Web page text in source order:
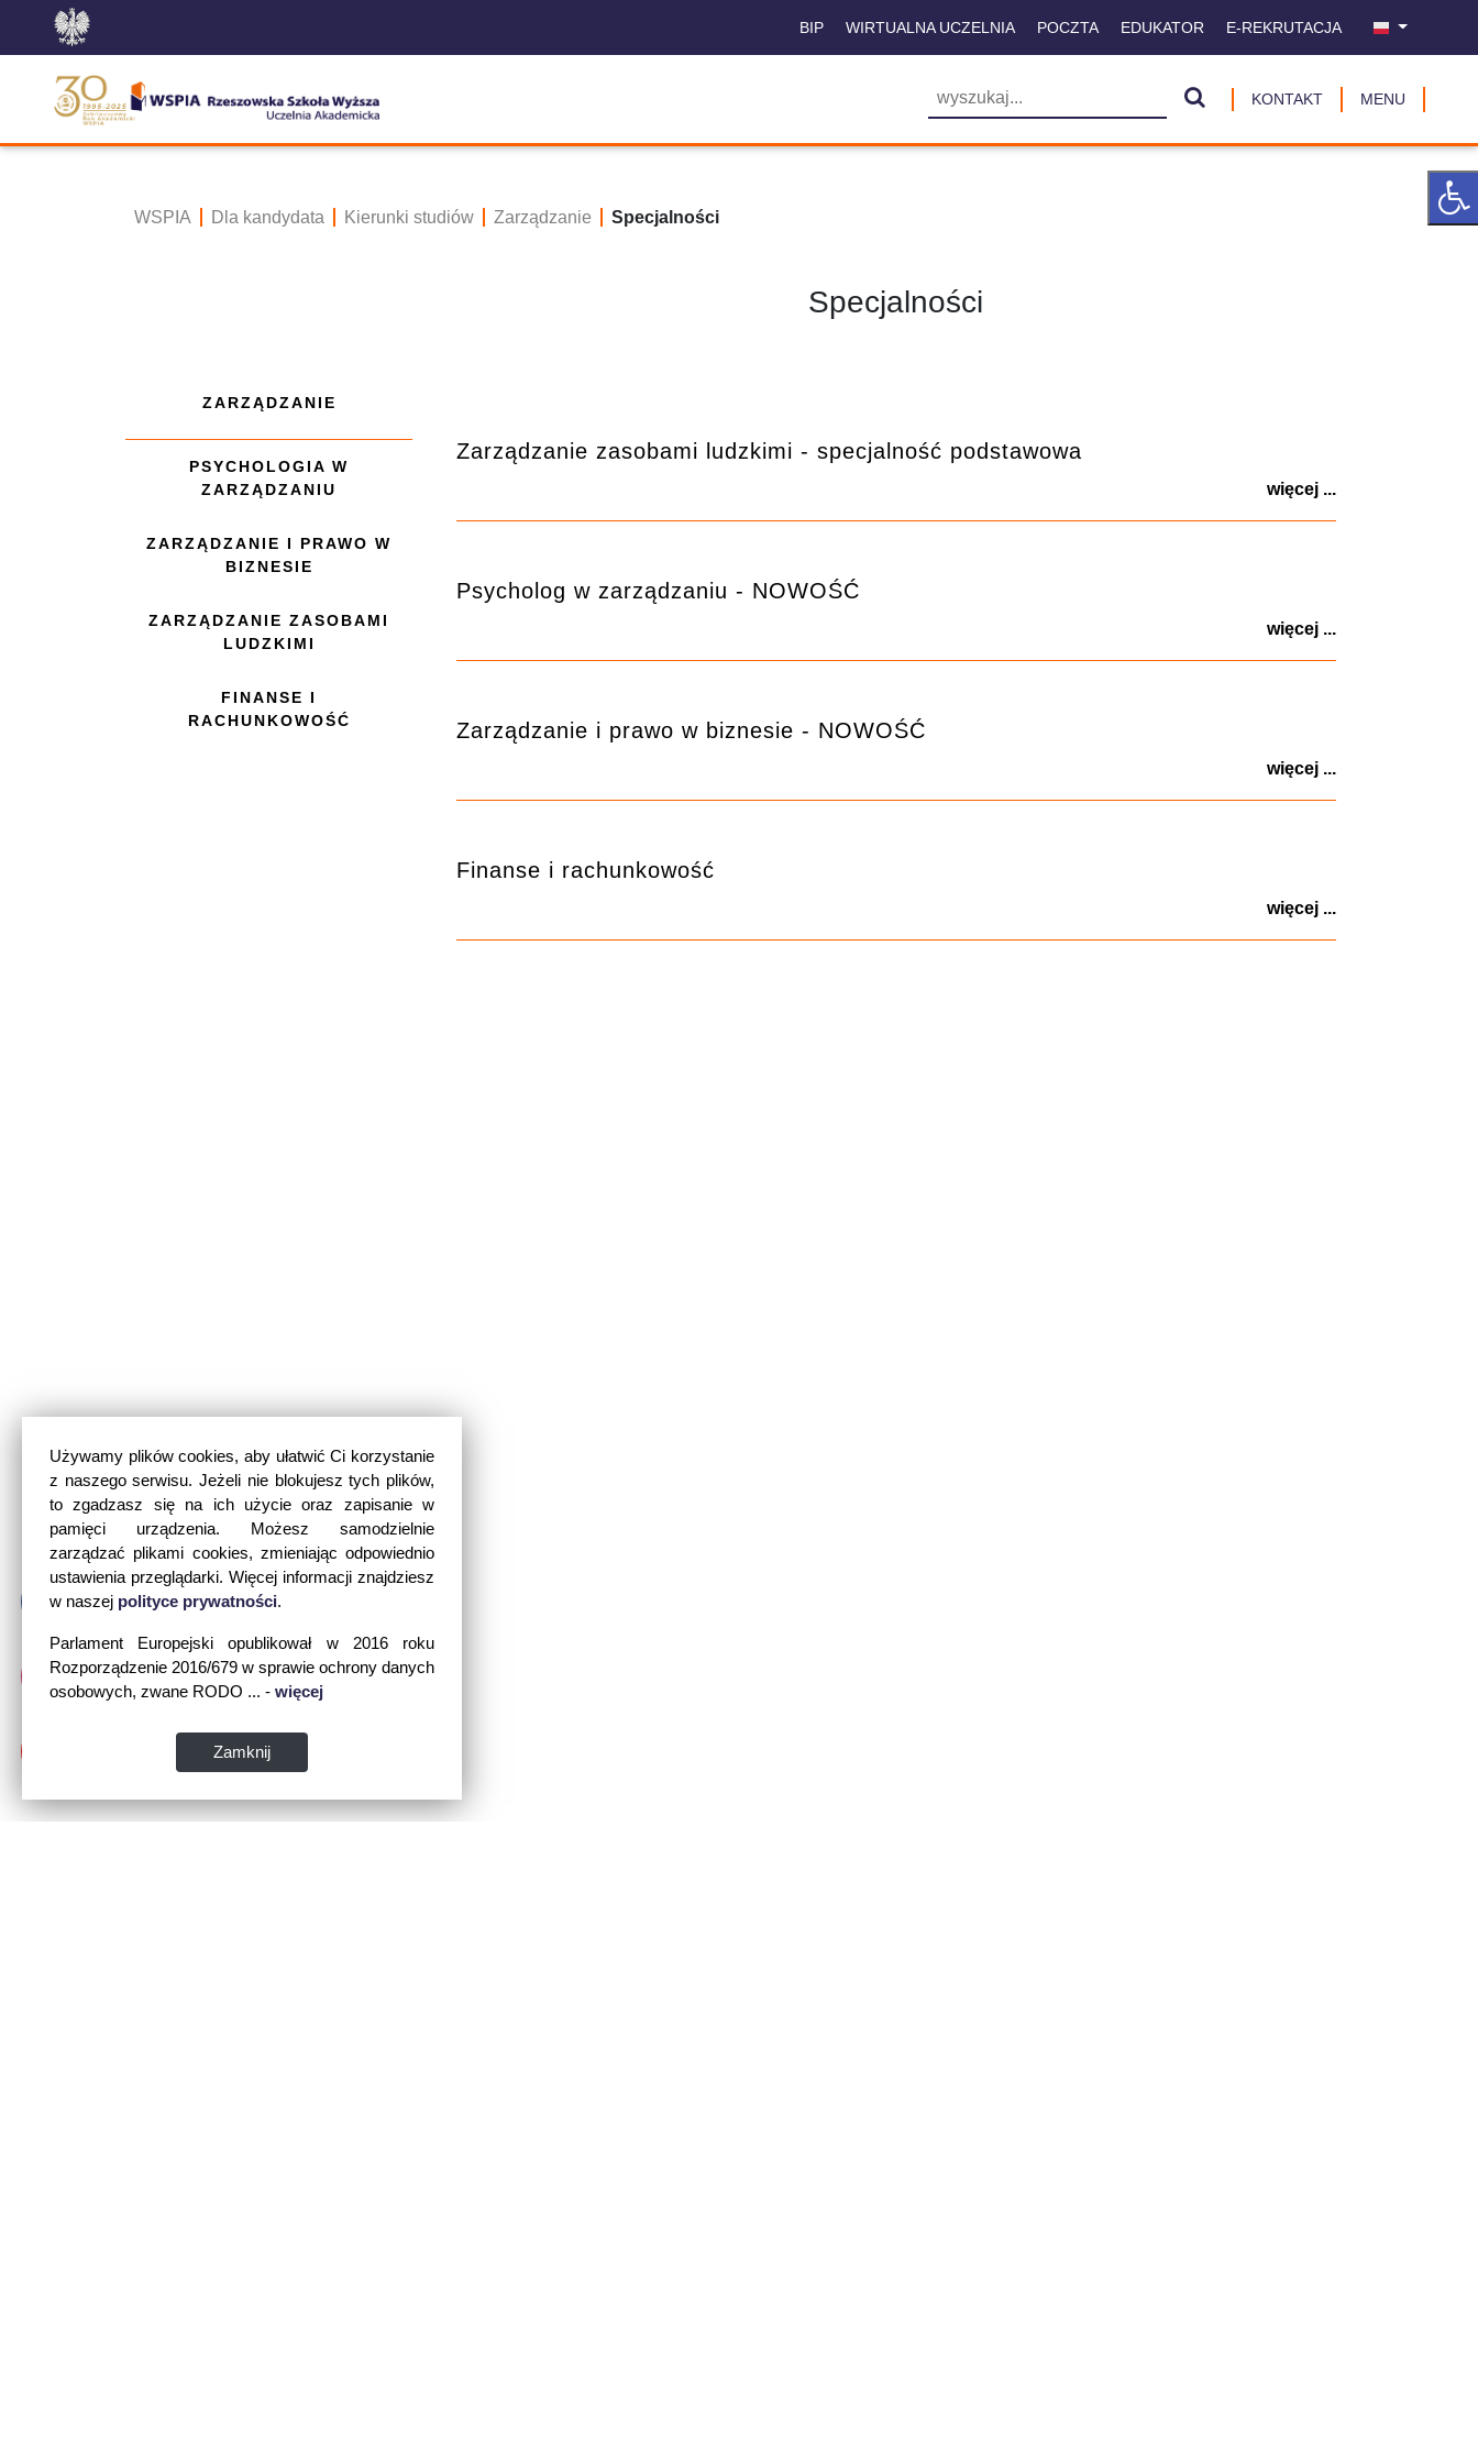
Używamy plików cookies, aby ułatwić Ci korzystanie
z naszego serwisu. Jeżeli nie blokujesz tych plików,
to zgadzasz się na ich użycie oraz zapisanie w
pamięci urządzenia. Możesz samodzielnie
zarządzać plikami cookies, zmieniając odpowiednio
ustawienia przeglądarki. Więcej informacji znajdziesz
w naszej polityce prywatności.
Parlament Europejski opublikował w 2016 roku
Rozporządzenie 2016/679 w sprawie ochrony danych
osobowych, zwane RODO ... - więcej
Zamknij
BIP WIRTUALNA UCZELNIA POCZTA EDUKATOR E-REKRUTACJA
KONTAKT MENU
WSPIA Dla kandydata Kierunki studiów Zarządzanie Specjalności
ZARZĄDZANIE
PSYCHOLOGIA W
ZARZĄDZANIU
ZARZĄDZANIE I PRAWO W
BIZNESIE
ZARZĄDZANIE ZASOBAMI
LUDZKIMI
FINANSE I
RACHUNKOWOŚĆ
Specjalności
Zarządzanie zasobami ludzkimi - specjalność podstawowa
więcej ...
Psycholog w zarządzaniu - NOWOŚĆ
więcej ...
Zarządzanie i prawo w biznesie - NOWOŚĆ
więcej ...
Finanse i rachunkowość
więcej ...